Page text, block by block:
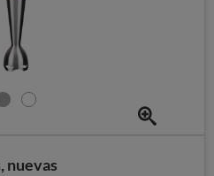
nuevas